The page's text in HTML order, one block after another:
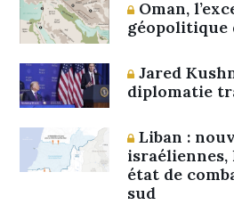
Oman,
géopolitique
Jared
diplomatie
Liban :
état de
sud